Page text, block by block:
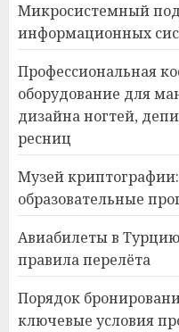
Микросистемный
информационных
Профессиональная
оборудование для
дизайна ногтей,
ресниц
Музей
образовательные
Авиабилеты в
правила перелёта
Порядок
ключевые условия